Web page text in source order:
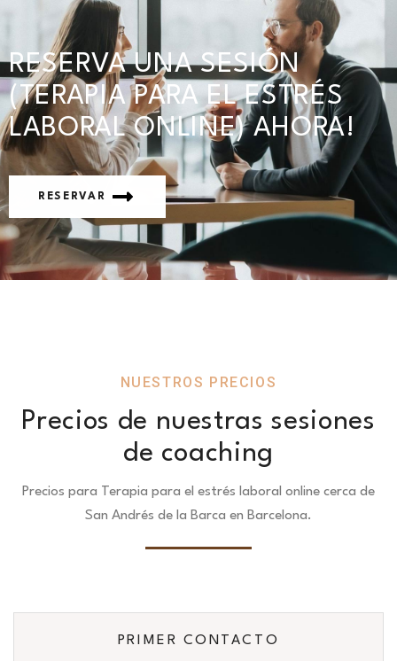
RESERVA UNA SESIÓN
(TERAPIA PARA EL ESTRÉS
LABORAL ONLINE) AHORA!
RESERVAR
NUESTROS PRECIOS
Precios de nuestras sesiones
de coaching
Precios para Terapia para el estrés laboral online cerca de
San Andrés de la Barca en Barcelona.
PRIMER CONTACTO